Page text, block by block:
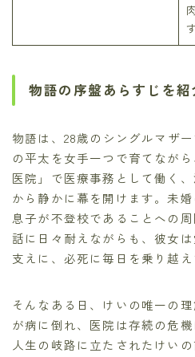
物語の序盤あらすじを紹
物語は、28歳のシングルマザ
の平太を女手一つで育てなが
医院」で医療事務として働く
から静かに幕を開けます。未
息子が不登校であることへの
話に日々耐えながらも、彼女
支えに、必死に毎日を乗り越え
そんなある日、けいの唯一の
が病に倒れ、医院は存続の危
人生の岐路に立たされたけい